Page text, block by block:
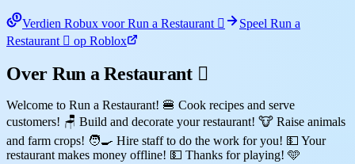
Verdien Robux voor Run a Restaurant 🏻
Speel Run a
Restaurant 🏻 op Roblox
Over Run a Restaurant 🏻
Welcome to Run a Restaurant! 🍔 Cook recipes and serve
customers! 🪑 Build and decorate your restaurant! 🐮 Raise animals
and farm crops! 🧑‍🍳 Hire staff to do the work for you! 💵 Your
restaurant makes money offline! 💵 Thanks for playing! 🩵